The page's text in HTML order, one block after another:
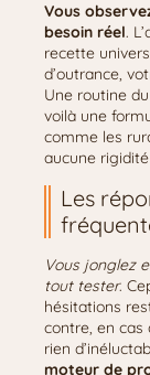
Vous
besoin réel.
recette
d’outrance,
Une routine
voilà une
comme les
aucune
Les
Vous jonglez
tout tester.
hésitations
contre, en cas
rien
moteur de